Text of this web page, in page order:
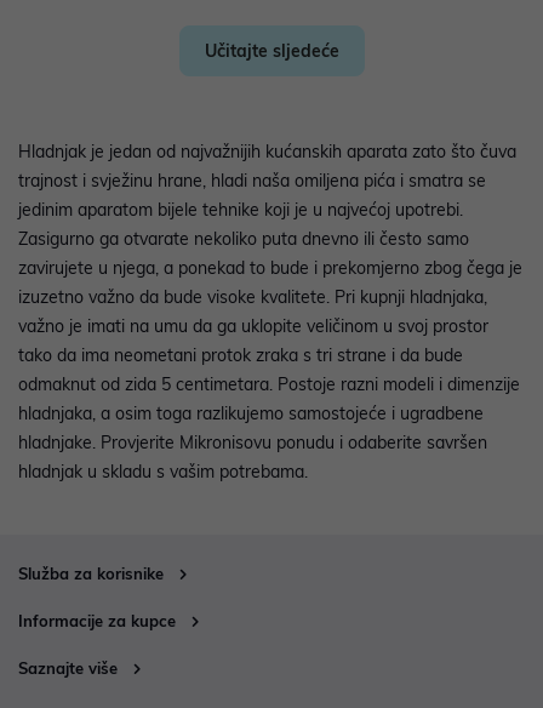
Učitajte sljedeće
Hladnjak je jedan od najvažnijih kućanskih aparata zato što čuva
trajnost i svježinu hrane, hladi naša omiljena pića i smatra se
jedinim aparatom bijele tehnike koji je u najvećoj upotrebi.
Zasigurno ga otvarate nekoliko puta dnevno ili često samo
zavirujete u njega, a ponekad to bude i prekomjerno zbog čega je
izuzetno važno da bude visoke kvalitete. Pri kupnji hladnjaka,
važno je imati na umu da ga uklopite veličinom u svoj prostor
tako da ima neometani protok zraka s tri strane i da bude
odmaknut od zida 5 centimetara. Postoje razni modeli i dimenzije
hladnjaka, a osim toga razlikujemo samostojeće i ugradbene
hladnjake. Provjerite Mikronisovu ponudu i odaberite savršen
hladnjak u skladu s vašim potrebama.
Služba za korisnike
Informacije za kupce
Saznajte više